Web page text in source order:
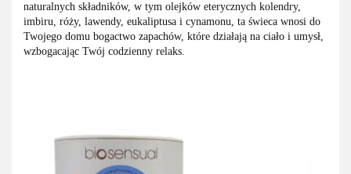
naturalnych składników, w tym olejków eterycznych kolendry,
imbiru, róży, lawendy, eukaliptusa i cynamonu, ta świeca wnosi do
Twojego domu bogactwo zapachów, które działają na ciało i umysł,
wzbogacając Twój codzienny relaks.